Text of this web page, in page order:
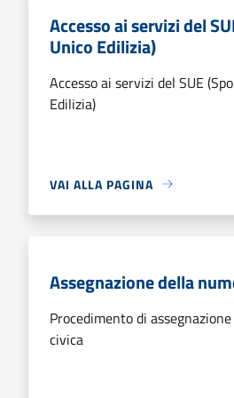
Accesso ai servizi del
Unico Edilizia)
Accesso ai servizi del SUE
Edilizia)
VAI ALLA PAGINA
Assegnazione della
Procedimento di
civica